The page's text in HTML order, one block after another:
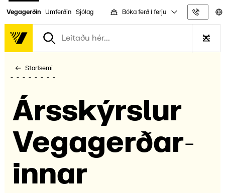
Vegagerðin Umferðin Sjólag Bóka ferð í ferju
Starfsemi
Ársskýrslur
Vega­gerðar­
innar